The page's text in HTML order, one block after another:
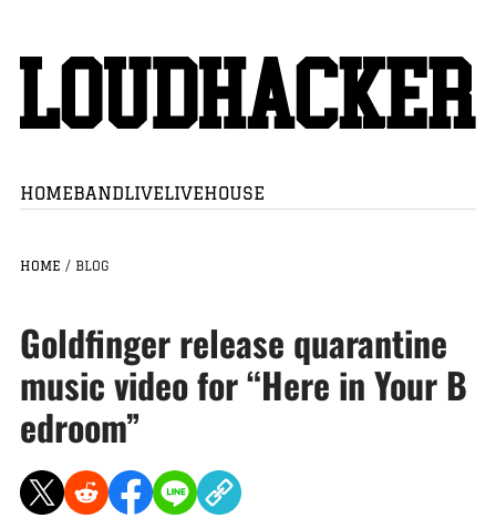
HOMEBANDLIVELIVEHOUSE
HOME / BLOG
Goldfinger release quarantine
music video for “Here in Your B
edroom”